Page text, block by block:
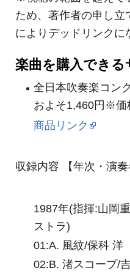
ため、著作者の申し
によりデッドリンクに
楽曲を購入でき
全日本吹奏楽コン
およそ1,460円※価
商品リンク
収録内容 【年次・演奏
1987年(指揮:山岡
ストラ)
01:A. 風紋/保科 洋
02:B. 渚スコープ/